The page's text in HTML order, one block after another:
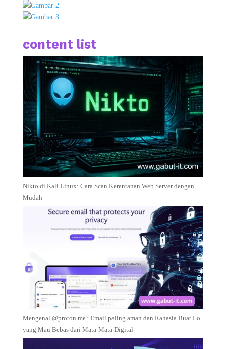
content list
Nikto di Kali Linux: Cara Scan Kerentanan Web Server dengan
Mudah
Mengenal @proton.me? Email paling aman dan Rahasia Buat Lo
yang Mau Bebas dari Mata-Mata Digital